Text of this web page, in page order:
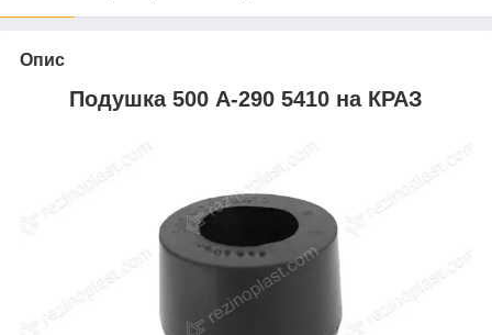
Опис
Подушка 500 А-290 5410 на КРАЗ